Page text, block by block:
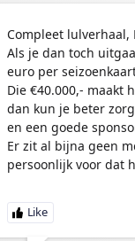
Compleet lulverhaal,
Als je dan toch
euro per
Die €40.000,- maakt
dan kun je beter
en een goede
Er zit al bijna geen
persoonlijk voor dat